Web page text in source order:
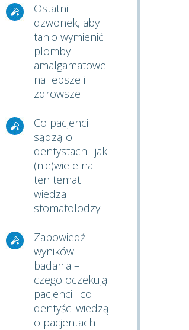
Ostatni
dzwonek, aby
tanio wymienić
plomby
amalgamatowe
na lepsze i
zdrowsze
Co pacjenci
sądzą o
dentystach i jak
(nie)wiele na
ten temat
wiedzą
stomatolodzy
Zapowiedź
wyników
badania –
czego oczekują
pacjenci i co
dentyści wiedzą
o pacjentach